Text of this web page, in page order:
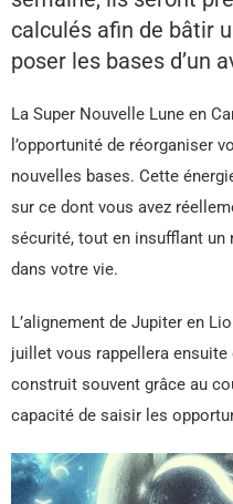
calculés afin de bâtir
poser les bases d’un
La Super Nouvelle Lune en
l’opportunité de réorganiser
nouvelles bases. Cette
sur ce dont vous avez
sécurité, tout en insufflant un
dans votre vie.
L’alignement de Jupiter en
juillet vous rappellera
construit souvent grâce au
capacité de saisir les